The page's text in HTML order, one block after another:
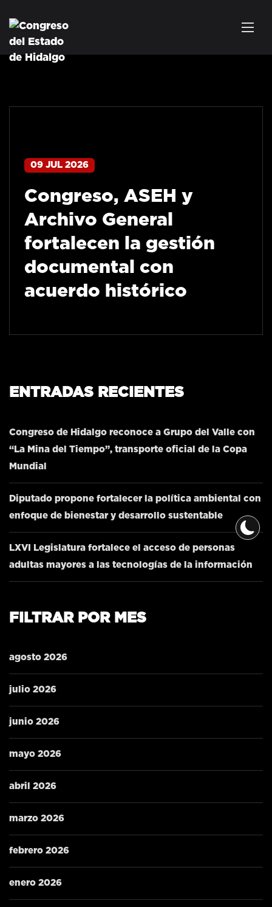
09 JUL 2026
Congreso, ASEH y
Archivo General
fortalecen la gestión
documental con
acuerdo histórico
ENTRADAS RECIENTES
Congreso de Hidalgo reconoce a Grupo del Valle con
“La Mina del Tiempo”, transporte oficial de la Copa
Mundial
Diputado propone fortalecer la política ambiental con
enfoque de bienestar y desarrollo sustentable
LXVI Legislatura fortalece el acceso de personas
adultas mayores a las tecnologías de la información
FILTRAR POR MES
agosto 2026
julio 2026
junio 2026
mayo 2026
abril 2026
marzo 2026
febrero 2026
enero 2026